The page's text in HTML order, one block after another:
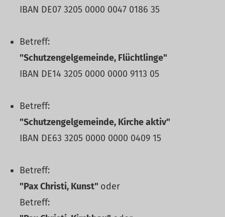
IBAN DE07 3205 0000 0047 0186 35
Betreff:
"Schutzengelgemeinde, Flüchtlinge"
IBAN DE14 3205 0000 0000 9113 05
Betreff:
"Schutzengelgemeinde, Kirche aktiv"
IBAN DE63 3205 0000 0000 0409 15
Betreff:
"Pax Christi, Kunst" oder
Betreff: